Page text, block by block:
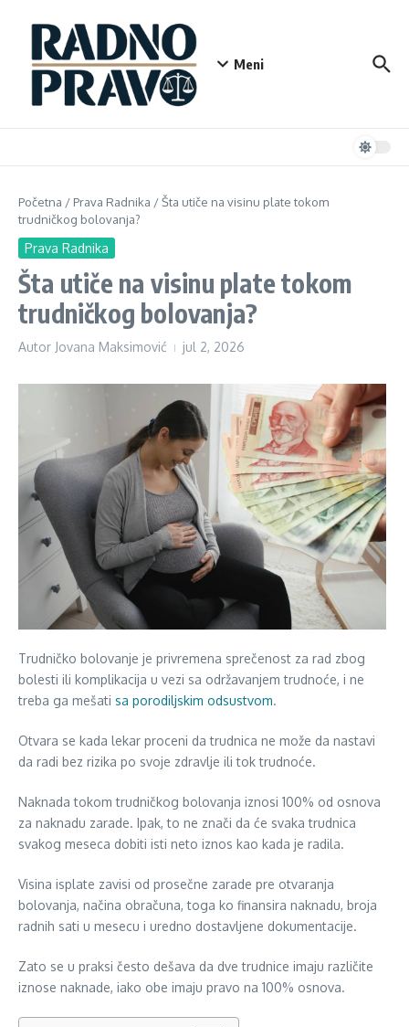
Meni
Početna / Prava Radnika /Šta utiče na visinu plate tokom
trudničkog bolovanja?
Prava Radnika
Šta utiče na visinu plate tokom
trudničkog bolovanja?
Autor Jovana Maksimović jul 2, 2026
Trudničko bolovanje je privremena sprečenost za rad zbog
bolesti ili komplikacija u vezi sa održavanjem trudnoće, i ne
treba ga mešati sa porodiljskim odsustvom.
Otvara se kada lekar proceni da trudnica ne može da nastavi
da radi bez rizika po svoje zdravlje ili tok trudnoće.
Naknada tokom trudničkog bolovanja iznosi 100% od osnova
za naknadu zarade. Ipak, to ne znači da će svaka trudnica
svakog meseca dobiti isti neto iznos kao kada je radila.
Visina isplate zavisi od prosečne zarade pre otvaranja
bolovanja, načina obračuna, toga ko finansira naknadu, broja
radnih sati u mesecu i uredno dostavljene dokumentacije.
Zato se u praksi često dešava da dve trudnice imaju različite
iznose naknade, iako obe imaju pravo na 100% osnova.